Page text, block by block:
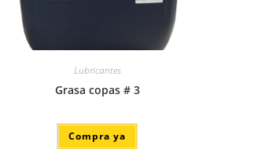
Lubricantes
Grasa copas # 3
Compra ya